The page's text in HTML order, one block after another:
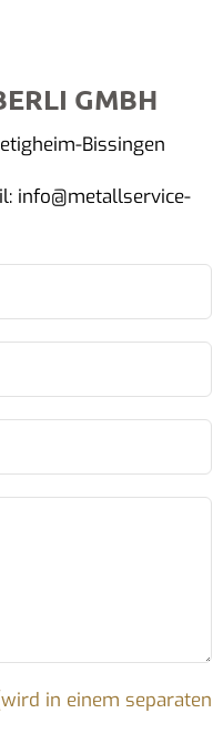
GMBH
Bissingen
info@metallservice-
in einem separaten